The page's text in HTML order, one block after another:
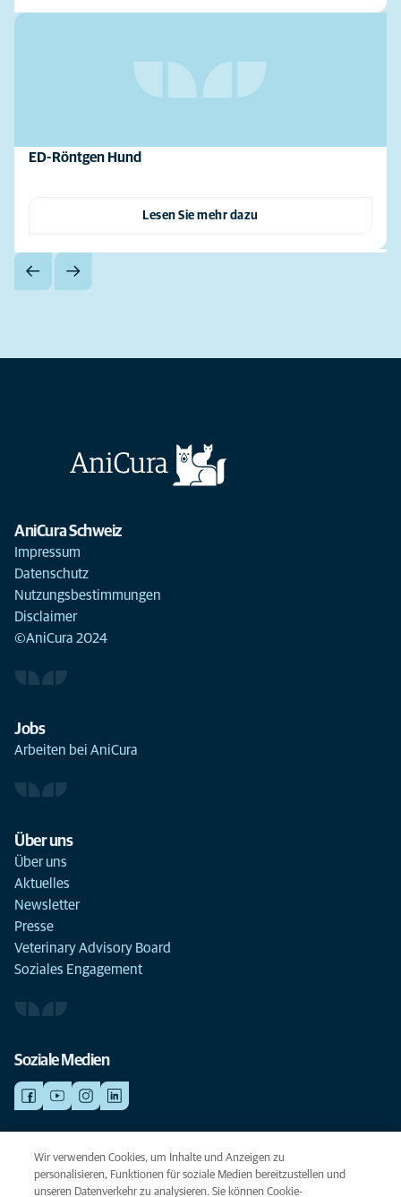
ED-Röntgen Hund
Lesen Sie mehr dazu
AniCura Schweiz
Impressum
Datenschutz
Nutzungsbestimmungen
Disclaimer
©AniCura 2024
Jobs
Arbeiten bei AniCura
Über uns
Über uns
Aktuelles
Newsletter
Presse
Veterinary Advisory Board
Soziales Engagement
Soziale Medien
NOTDIENSTE
Finden Sie hier Standorte mit Notfall-Service. Weil Ihr Tier die beste
Versorgung verdient.
Wir verwenden Cookies, um Inhalte und Anzeigen zu
personalisieren, Funktionen für soziale Medien bereitzustellen und
unseren Datenverkehr zu analysieren. Sie können Cookie-